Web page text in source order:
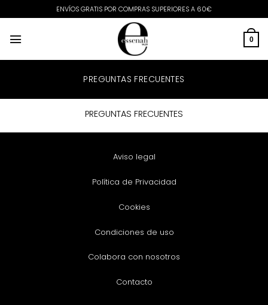
al
contenido
ENVÍOS GRATIS POR COMPRAS SUPERIORES A 60€
0
PREGUNTAS FRECUENTES
PREGUNTAS FRECUENTES
Aviso legal
Política de Privacidad
Cookies
Condiciones de uso
Colabora con nosotros
Contacto